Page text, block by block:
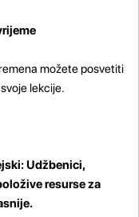
možete posvetiti
lekcije.
Udžbenici,
resurse za